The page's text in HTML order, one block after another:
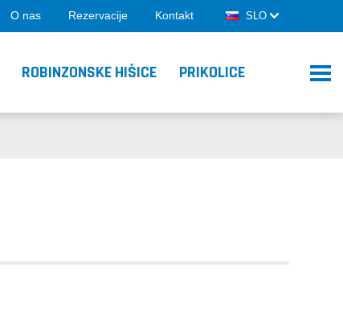
ROBINZONSKE HIŠICE PRIKOLICE
SLO
O nas Rezervacije Kontakt